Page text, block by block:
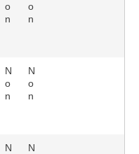
o
n
o
n
N
o
n
N
o
n
N
N